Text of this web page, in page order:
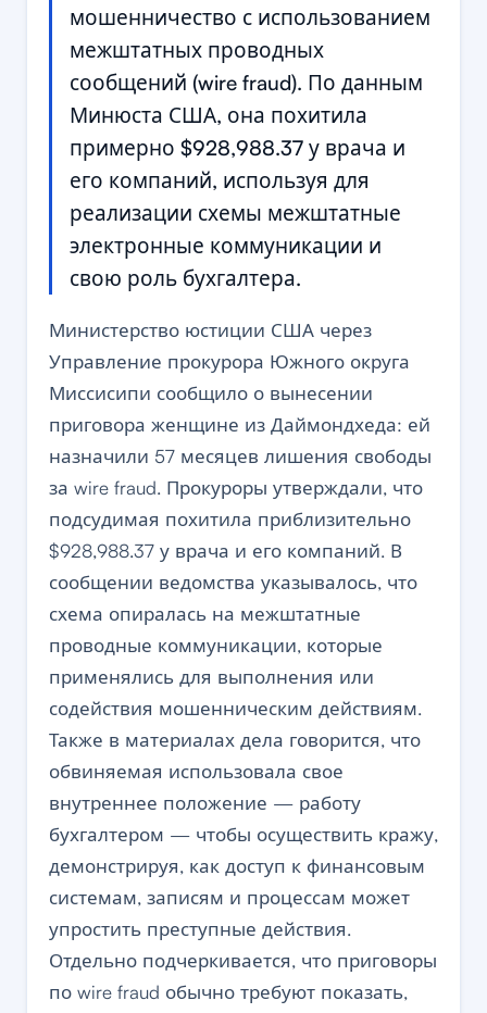
мошенничество с использованием
межштатных проводных
сообщений (wire fraud). По данным
Минюста США, она похитила
примерно $928,988.37 у врача и
его компаний, используя для
реализации схемы межштатные
электронные коммуникации и
свою роль бухгалтера.
Министерство юстиции США через
Управление прокурора Южного округа
Миссисипи сообщило о вынесении
приговора женщине из Даймондхеда: ей
назначили 57 месяцев лишения свободы
за wire fraud. Прокуроры утверждали, что
подсудимая похитила приблизительно
$928,988.37 у врача и его компаний. В
сообщении ведомства указывалось, что
схема опиралась на межштатные
проводные коммуникации, которые
применялись для выполнения или
содействия мошенническим действиям.
Также в материалах дела говорится, что
обвиняемая использовала свое
внутреннее положение — работу
бухгалтером — чтобы осуществить кражу,
демонстрируя, как доступ к финансовым
системам, записям и процессам может
упростить преступные действия.
Отдельно подчеркивается, что приговоры
по wire fraud обычно требуют показать,